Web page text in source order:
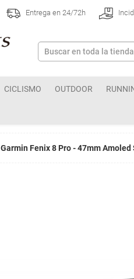
Entrega en 24/72h
CICLISMO OUTDOOR
Garmin Fenix 8 Pro - 47mm